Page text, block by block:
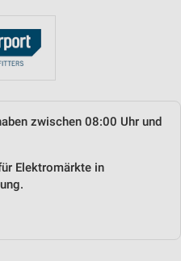
zwischen 08:00 Uhr und
Elektromärkte in